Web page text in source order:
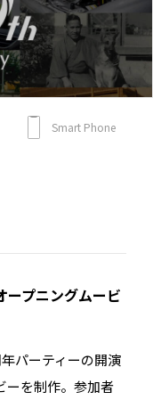
Smart Phone
ープニングムービ
パーティーの開演
ーを制作。参加者